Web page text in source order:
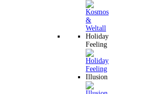
Holiday
Feeling
Illusion